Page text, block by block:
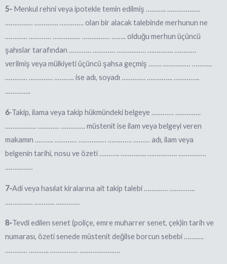
5- Menkul rehni veya ipotekletemin edilmiş ……….. ………………
…………… …………. …………. olan bir alacak talebinde merhunun ne
………… ………… …………… …………… …….. olduğu merhun üçüncü
şahıslar tarafından ………… ………… ……………. ………….. …………
verilmiş veya mülkiyeti üçüncü şahsa geçmiş ……. …………… ………..
………… …………. ……….. ise adı, soyadı …………. ………….. …………..
…………..
6-Takip, ilama veya takip hükmündeki belgeye ………… …………..
…………….. ………… …………. müstenit ise ilam veya belgeyi veren
makamın ………. ………… …………… …………. ……… adı, ilam veya
belgenin tarihi, nosu ve özeti ……….. ………….. ……………. ……………
……………
7-Adi veya hasılat kiralarına ait takip talebi …………. …………..
…………… ……….. ………….
8-Tevdi edilen senet (poliçe, emre muharrer senet, çek)in tarih ve
numarası, özeti senede müstenit değilse borcun sebebi ………..
………… ……….. …………… ………………….